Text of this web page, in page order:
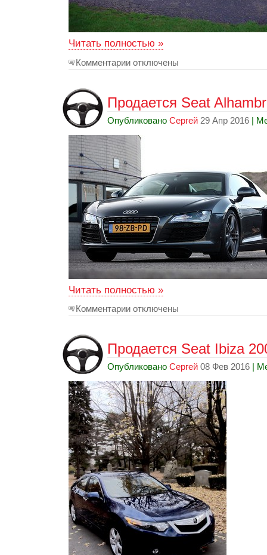
Читать полностью »
Комментарии отключены
Продается Seat
Опубликовано Сергей 29 Апр 2016 |
Читать полностью »
Комментарии отключены
Продается Seat Ibiza
Опубликовано Сергей 08 Фев 2016 |